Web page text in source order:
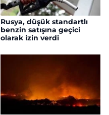
Rusya, düşük standartlı
benzin satışına geçici
olarak izin verdi